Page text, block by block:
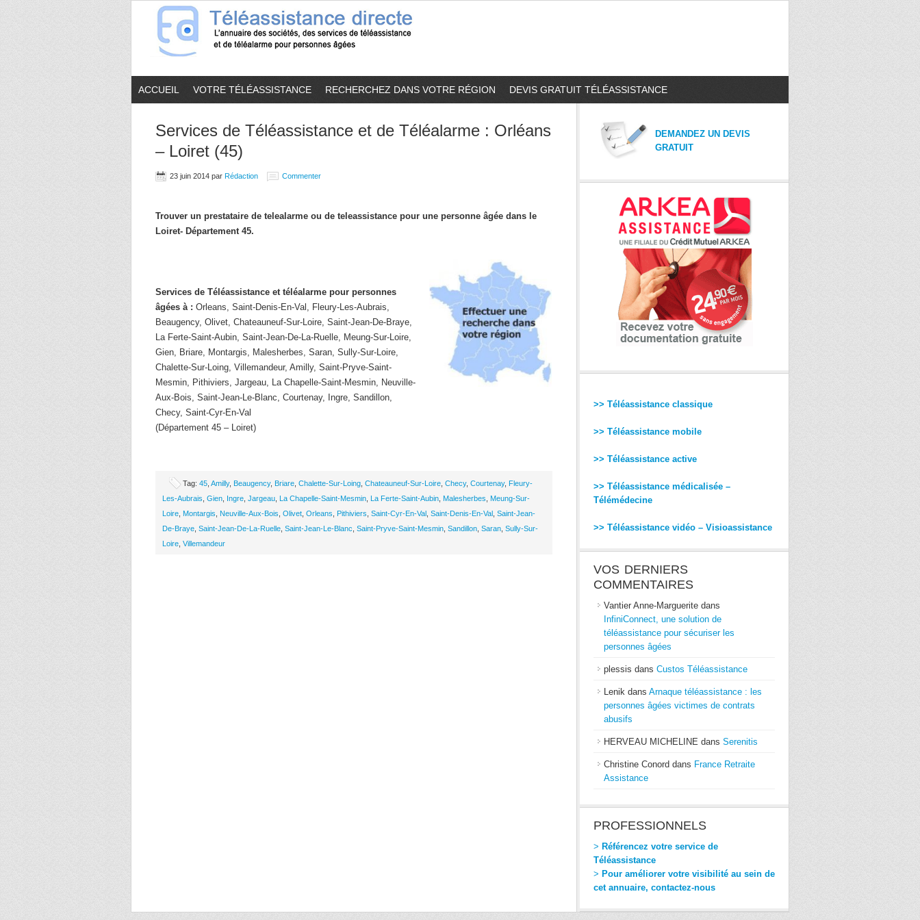
ACCUEIL VOTRE TÉLÉASSISTANCE RECHERCHEZ DANS VOTRE RÉGION DEVIS GRATUIT TÉLÉASSISTANCE
Services de Téléassistance et de Téléalarme : Orléans
– Loiret (45)
23 juin 2014 par Rédaction Commenter
Trouver un prestataire de telealarme ou de teleassistance pour une personne âgée dans le
Loiret- Département 45.
Services de Téléassistance et téléalarme pour personnes
âgées à : Orleans, Saint-Denis-En-Val, Fleury-Les-Aubrais,
Beaugency, Olivet, Chateauneuf-Sur-Loire, Saint-Jean-De-Braye,
La Ferte-Saint-Aubin, Saint-Jean-De-La-Ruelle, Meung-Sur-Loire,
Gien, Briare, Montargis, Malesherbes, Saran, Sully-Sur-Loire,
Chalette-Sur-Loing, Villemandeur, Amilly, Saint-Pryve-Saint-
Mesmin, Pithiviers, Jargeau, La Chapelle-Saint-Mesmin, Neuville-
Aux-Bois, Saint-Jean-Le-Blanc, Courtenay, Ingre, Sandillon,
Checy, Saint-Cyr-En-Val
(Département 45 – Loiret)
Tag: 45 Amilly, Beaugency, Briare Chalette-Sur-Loing Chateauneuf-Sur-Loire Checy, Courtenay, Fleury-
Les-Aubrais Gien Ingre Jargeau La Chapelle-Saint-Mesmin La Ferte-Saint-Aubin Malesherbes
Meung-Sur-
Loire Montargis Neuville-Aux-Bois Olivet Orleans Pithiviers Saint-Cyr-En-Val Saint-Denis-En-Val Saint-Jean-
De-Braye Saint-Jean-De-La-Ruelle Saint-Jean-Le-Blanc Saint-Pryve-Saint-Mesmin Sandillon Saran Sully-Sur-
Loire Villemandeur
DEMANDEZ UN DEVIS
GRATUIT
>> Téléassistance classique
>> Téléassistance mobile
>> Téléassistance active
>> Téléassistance médicalisée –
Télémédecine
>> Téléassistance vidéo – Visioassistance
VOS DERNIERS
COMMENTAIRES
Vantier Anne-Marguerite dans
InfiniConnect, une solution de
téléassistance pour sécuriser les
personnes âgées
plessis dans Custos Téléassistance
Lenik dans Arnaque téléassistance : les
personnes âgées victimes de contrats
abusifs
HERVEAU MICHELINE dans Serenitis
Christine Conord dans France Retraite
Assistance
PROFESSIONNELS
> Référencez votre service de
Téléassistance
> Pour améliorer votre visibilité au sein de
cet annuaire, contactez-nous